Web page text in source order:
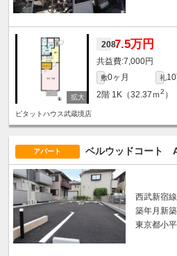
2087.5万円
7,000円
敷0ヶ月 礼
2階 1K（32.37ｍ2 ）
ピタットハウス武蔵境店
アパート ベルウッドコート
西武新宿線
築年月新
東京都小